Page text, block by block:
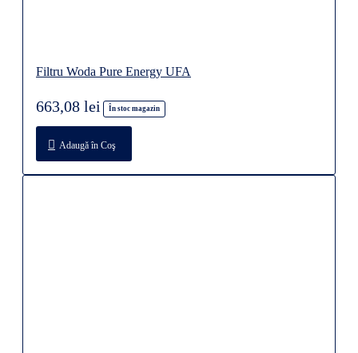
Filtru Woda Pure Energy UFA
În stoc magazin
663,08 lei
Adaugă în Coş